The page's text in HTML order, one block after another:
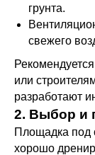
грунта.
свежего
или
разработают
2. Выбор и
Площадка под
хорошо